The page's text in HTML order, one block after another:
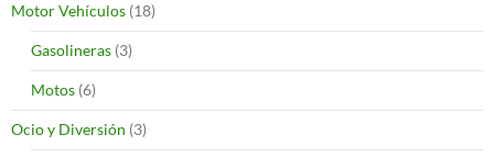
Motor Vehículos (18)
Gasolineras (3)
Motos (6)
Ocio y Diversión (3)